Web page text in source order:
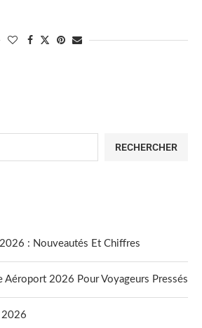
RECHERCHER
: Nouveautés Et Chiffres
Aéroport 2026 Pour Voyageurs Pressés
2026